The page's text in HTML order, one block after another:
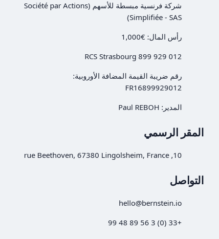
شركة فرنسية مبسطة للأسهم (Société par Actions
Simplifiée - SAS)
رأس المال: €1,000
RCS Strasbourg 899 929 012
رقم ضريبة القيمة المضافة الأوروبية:
FR16899929012
المدير: Paul REBOH
المقر الرسمي
10, rue Beethoven, 67380 Lingolsheim, France
التواصل
hello@bernstein.io
+33 (0) 3 56 89 48 99